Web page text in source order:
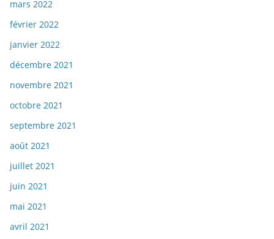
mars 2022
février 2022
janvier 2022
décembre 2021
novembre 2021
octobre 2021
septembre 2021
août 2021
juillet 2021
juin 2021
mai 2021
avril 2021